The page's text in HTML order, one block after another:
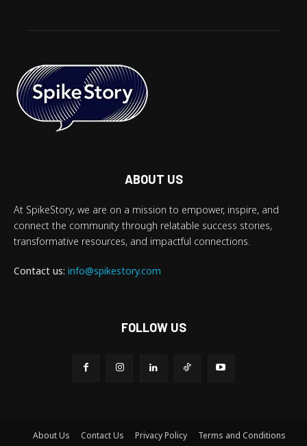
ABOUT US
At SpikeStory, we are on a mission to empower, inspire, and
connect the community through relatable success stories,
transformative resources, and impactful connections.
Contact us: info@spikestory.com
FOLLOW US
About Us Contact Us Privacy Policy Terms and Conditions